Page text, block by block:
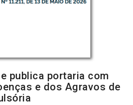
publica portaria com
e dos Agravos de